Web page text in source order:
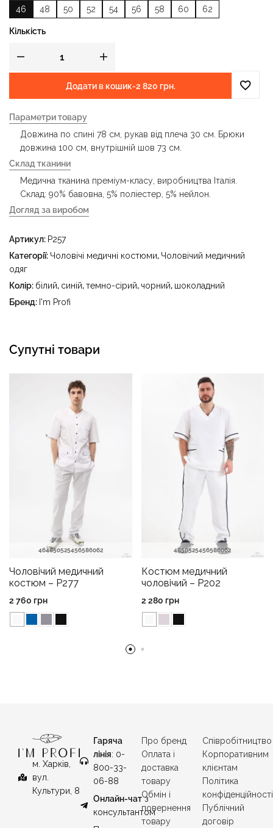
46 48 50 52 54 56 58 60 62
Кількість
Додати в кошик-2 820 грн.
Параметри товару
Довжина по спині 78 см, рукав від плеча 30 см. Брюки
довжина 100 см, внутрішній шов 73 см.
Склад тканини
Медична тканина преміум-класу, виробництва Італія.
Склад: 90% бавовна, 5% поліестер, 5% нейлон.
Догляд за виробом
прасувати за температури праски до 150 °C - не
відбілювати - суха чистка з використанням
тетрахлоретилену (перхлоретилену) та вуглеводів
(бензин, вайт-спірит) - сушити в пральному барабані за
Артикул: P257
Категорії: Чоловічі медичні костюми, Чоловічий медичний
одяг
Колір: білий, синій,темно-сірий, чорний, шоколадний
Бренд: I'm Profi
Супутні товари
464850525456586062
Чоловічий медичний
костюм – P277
2 760 грн
4850525456586062
Костюм медичний
чоловічий – P202
2 280 грн
м. Харків,
вул.
Культури, 8
Гаряча
лінія: 0-
800-33-
06-88
Онлайн-чатз
консультантом
Про бренд
Оплата і
доставка
товару
Обмін і
повернення
товару
Співробітництво
Корпоративним
клієнтам
Політика
конфіденційності
Публічний
договір